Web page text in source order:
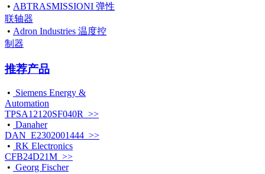
• ABTRASMISSIONI 弹性
联轴器
• Adron Industries 温度控
制器
推荐产品
• Siemens Energy &
Automation
TPSA12120SF040R >>
• Danaher
DAN_E2302001444 >>
• RK Electronics
CFB24D21M >>
• Georg Fischer